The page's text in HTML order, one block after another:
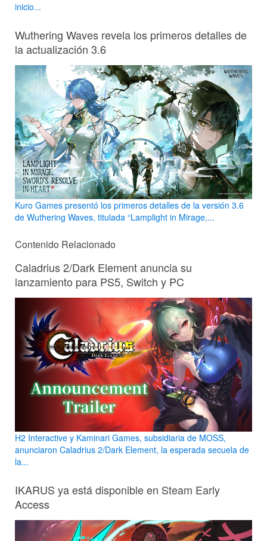
inicio...
Wuthering Waves revela los primeros detalles de
la actualización 3.6
Kuro Games presentó los primeros detalles de la versión 3.6
de Wuthering Waves, titulada “Lamplight in Mirage,...
Contenido Relacionado
Caladrius 2/Dark Element anuncia su
lanzamiento para PS5, Switch y PC
H2 Interactive y Kaminari Games, subsidiaria de MOSS,
anunciaron Caladrius 2/Dark Element, la esperada secuela de
la...
IKARUS ya está disponible en Steam Early
Access